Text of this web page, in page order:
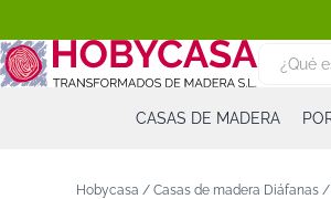
CASAS DE MADERA
Hobycasa / Casas de madera Diáfanas /